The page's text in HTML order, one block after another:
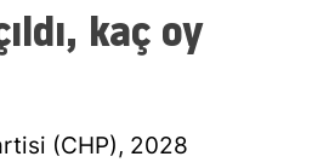
kaç oy
(CHP), 2028